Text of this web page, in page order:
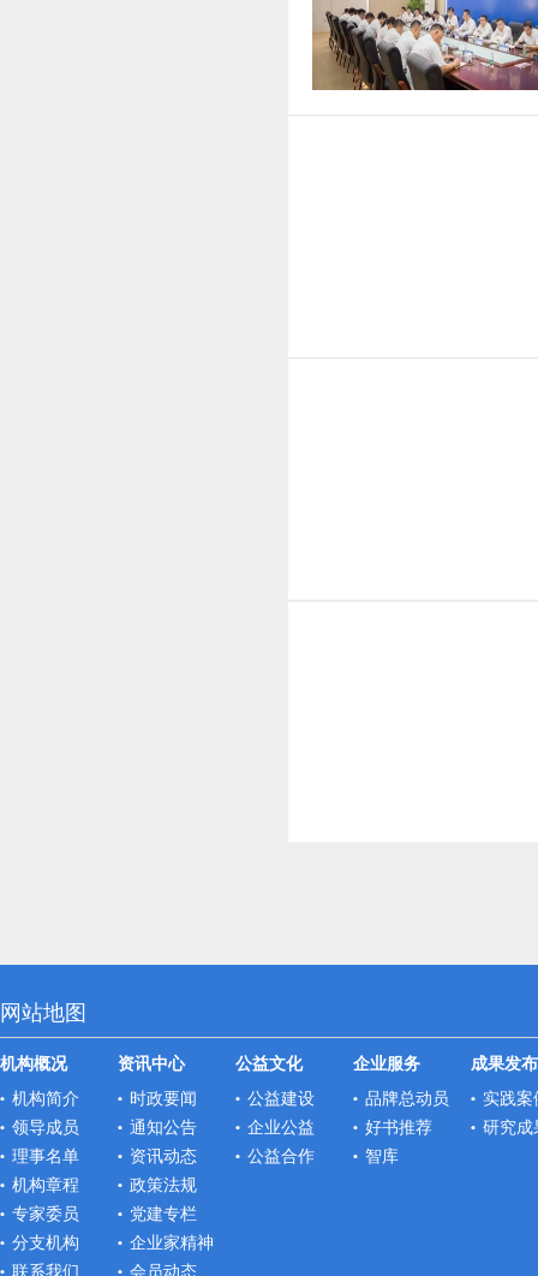
网站地图
机构概况
机构简介
领导成员
理事名单
机构章程
专家委员
分支机构
联系我们
资讯中心
时政要闻
通知公告
资讯动态
政策法规
党建专栏
企业家精神
会员动态
公益文化
公益建设
企业公益
公益合作
企业服务
品牌总动员
好书推荐
智库
成果发布
实践案
研究成